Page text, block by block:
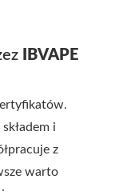
IBVAPE
i
z
warto